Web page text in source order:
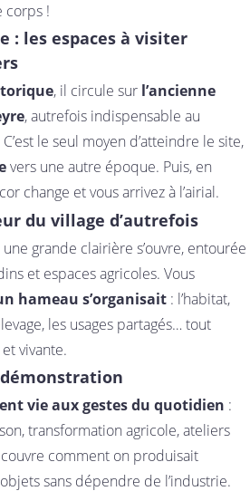
corps !
: les espaces à visiter
, il circule sur l’ancienne
, autrefois indispensable au
le seul moyen d’atteindre le site,
vers une autre époque. Puis, en
change et vous arrivez à l’airial.
du village d’autrefois
une grande clairière s’ouvre, entourée
et espaces agricoles. Vous
hameau s’organisait : l’habitat,
les usages partagés… tout
vivante.
vie aux gestes du quotidien :
transformation agricole, ateliers
comment on produisait
sans dépendre de l’industrie.